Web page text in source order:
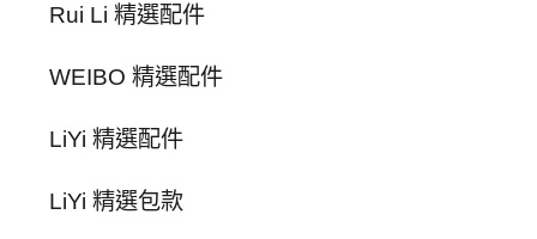
Rui Li 精選配件
WEIBO 精選配件
LiYi 精選配件
LiYi 精選包款